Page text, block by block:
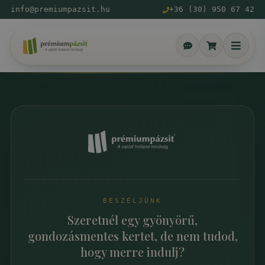
info@premiumpazsit.hu +36 (30) 950 67 42
BESZÉLJÜNK
Szeretnél egy gyönyörű,
gondozásmentes kertet, de nem tudod,
hogy merre indulj?